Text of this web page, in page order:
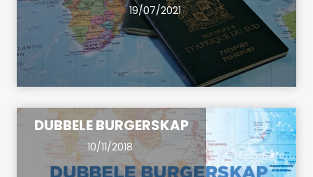
19/07/2021
DUBBELE BURGERSKAP
10/11/2018